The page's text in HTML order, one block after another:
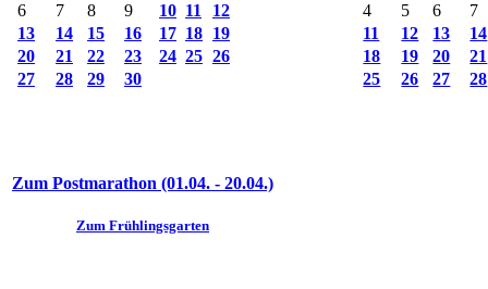
6
7 8 9 10 11
12
13
14 15 16 17 18 19
20
21 22 23 24 25 26
27
28 29 30
4 5 6
7
11
12 13
14
18
19 20
21
25
26 27 28
Zum Postmarathon (01.04. - 20.04.)
Zum Frühlingsgarten